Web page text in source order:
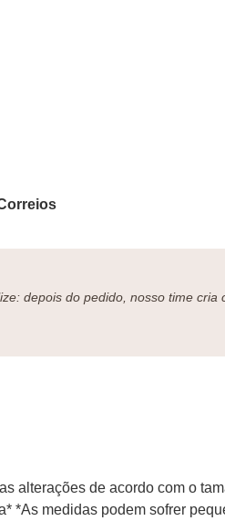
depois do pedido, nosso time
alterações de acordo com o
*As medidas podem sofrer